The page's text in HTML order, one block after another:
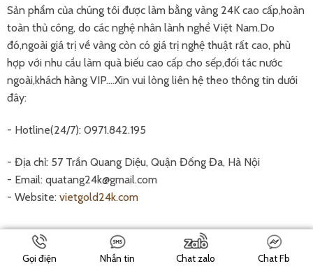
Sản phẩm của chúng tôi được làm bằng vàng 24K cao cấp,hoàn
toàn thủ công, do các nghệ nhân lành nghề Việt Nam.Do
đó,ngoài giá trị về vàng còn có giá trị nghệ thuật rất cao, phù
hợp với nhu cầu làm quà biếu cao cấp cho sếp,đối tác nước
ngoài,khách hàng VIP....Xin vui lòng liên hệ theo thông tin dưới
đây:
- Hotline(24/7): 0971.842.195
- Địa chỉ: 57 Trần Quang Diệu, Quận Đống Đa, Hà Nội
- Email: quatang24k@gmail.com
- Website: vietgold24k.com
Gọi điện Nhắn tin Chat zalo Chat Fb